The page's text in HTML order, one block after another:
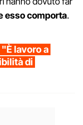
esso comporta.
lavoro a
di